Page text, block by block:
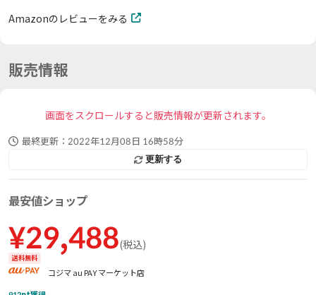
Amazonのレビューをみる
販売情報
画面をスクロールすると販売情報が更新されます。
最終更新： 2022年12月08日 16時58分
更新する
最安値ショップ
¥29,488(税込)
送料無料
コジマ au PAY マーケット店